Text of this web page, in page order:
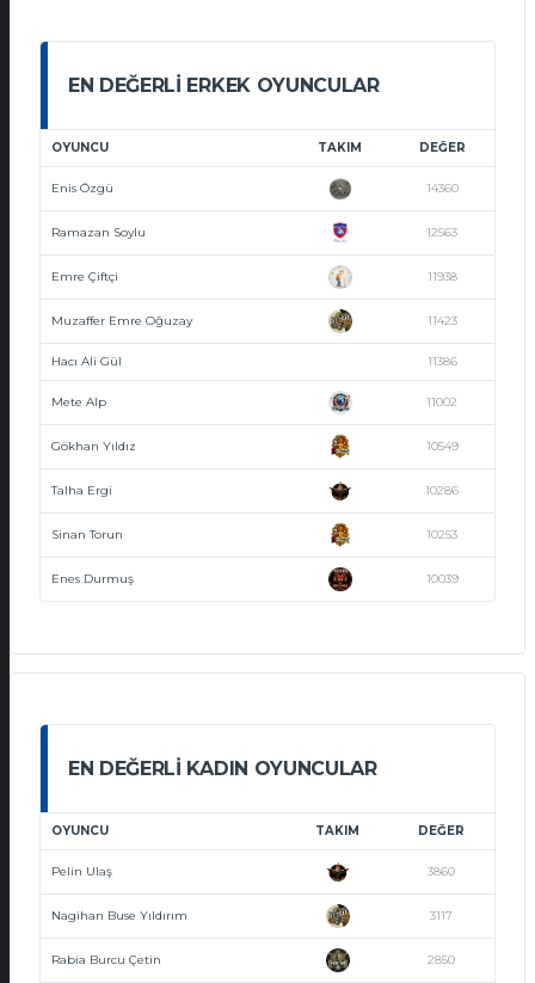
EN DEĞERLI ERKEK OYUNCULAR
OYUNCU TAKIM DEĞER
Enis Özgü 14360
Ramazan Soylu 12563
Emre Çiftçi 11938
Muzaffer Emre Oğuzay 11423
Hacı Ali Gül 11386
Mete Alp 11002
Gökhan Yıldız 10549
Talha Ergi 10286
Sinan Torun 10253
Enes Durmuş 10039
EN DEĞERLI KADIN OYUNCULAR
OYUNCU TAKIM DEĞER
Pelin Ulaş 3860
Nagihan Buse Yıldırım 3117
Rabia Burcu Çetin 2850